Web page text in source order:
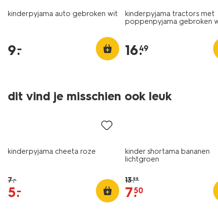
kinderpyjama auto gebroken wit
9.
–
kinderpyjama tractors met
poppenpyjama gebroken
16.
49
dit vind je misschien ook leuk
sale
kinderpyjama cheeta roze
7.–
5.
–
sale
kinder shortama bananen
lichtgroen
13.99
7.
50